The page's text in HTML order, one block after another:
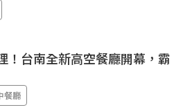
！台南全新高空餐廳開幕，霸
餐廳